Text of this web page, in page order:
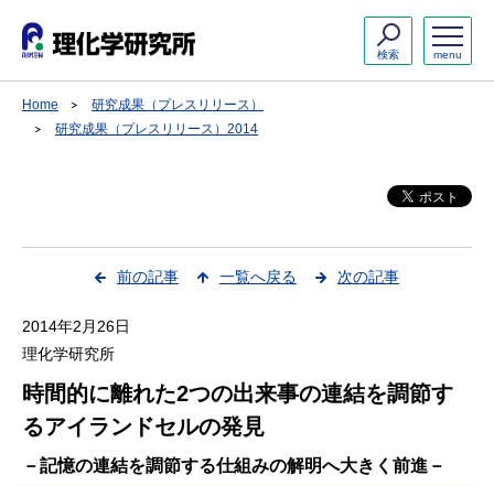
menu
検索
Home
研究成果（プレスリリース）
研究成果（プレスリリース）2014
前の記事 一覧へ戻る 次の記事
2014年2月26日
理化学研究所
時間的に離れた2つの出来事の連結を調節す
るアイランドセルの発見
－記憶の連結を調節する仕組みの解明へ大きく前進－